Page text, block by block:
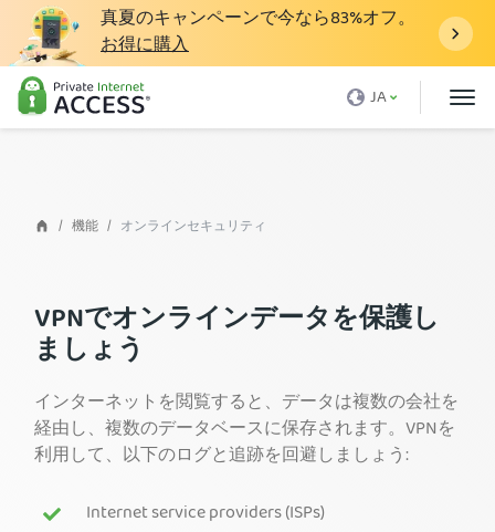
真夏のキャンペーンで今なら83%オフ。
お得に購入
JA
VPNとは
PIAを利用するわけ
当社VPNの特徴
VPNサーバー
ブログ
サポート
ログイン
機能 オンラインセキュリティ
VPNでオンラインデータを保護し
ましょう
インターネットを閲覧すると、データは複数の会社を
経由し、複数のデータベースに保存されます。VPNを
利用して、以下のログと追跡を回避しましょう:
Internet service providers (ISPs)